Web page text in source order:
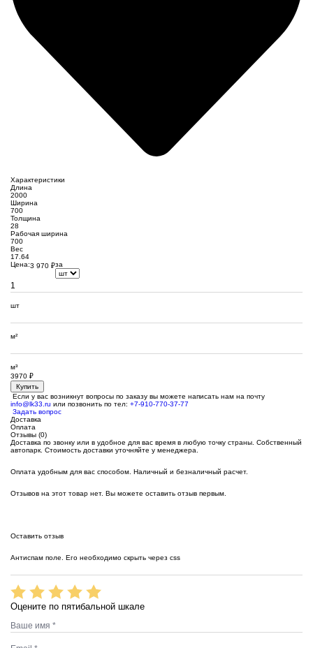
Характеристики
Длина
2000
Ширина
700
Толщина
28
Рабочая ширина
700
Вес
17.64
Цена:3 970 ₽за
шт
м²
м³
3970 ₽
Купить
Если у вас возникнут вопросы по заказу вы можете написать нам на почту
info@lk33.ru или позвонить по тел: +7-910-770-37-77
Задать вопрос
Доставка
Оплата
Отзывы (0)
Доставка по звонку или в удобное для вас время в любую точку страны. Собственный
автопарк. Стоимость доставки уточняйте у менеджера.
Оплата удобным для вас способом. Наличный и безналичный расчет.
Отзывов на этот товар нет. Вы можете оставить отзыв первым.
Оставить отзыв
Антиспам поле. Его необходимо скрыть через css
Оцените по пятибальной шкале